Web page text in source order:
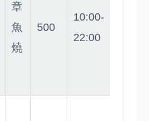
章
魚
燒
500
10:00-
22:00